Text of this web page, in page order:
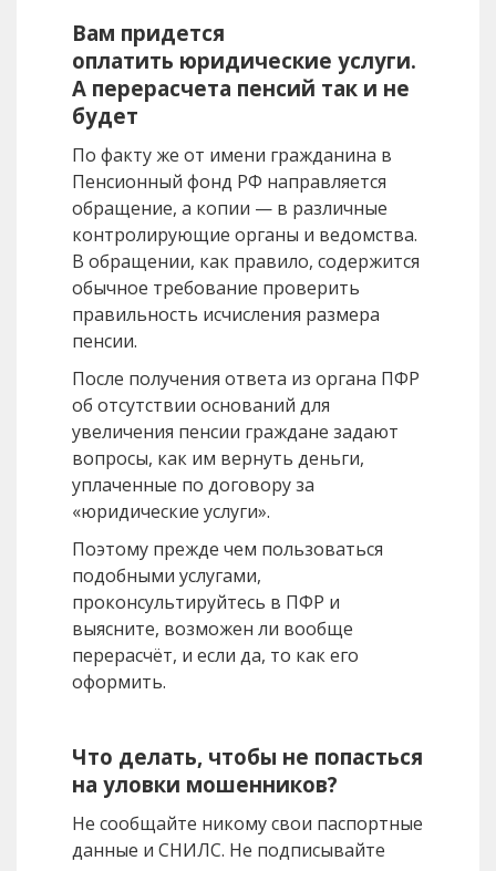
Вам придется
оплатить юридические услуги.
А перерасчета пенсий так и не
будет
По факту же от имени гражданина в
Пенсионный фонд РФ направляется
обращение, а копии — в различные
контролирующие органы и ведомства.
В обращении, как правило, содержится
обычное требование проверить
правильность исчисления размера
пенсии.
После получения ответа из органа ПФР
об отсутствии оснований для
увеличения пенсии граждане задают
вопросы, как им вернуть деньги,
уплаченные по договору за
«юридические услуги».
Поэтому прежде чем пользоваться
подобными услугами,
проконсультируйтесь в ПФР и
выясните, возможен ли вообще
перерасчёт, и если да, то как его
оформить.
Что делать, чтобы не попасться
на уловки мошенников?
Не сообщайте никому свои паспортные
данные и СНИЛС. Не подписывайте